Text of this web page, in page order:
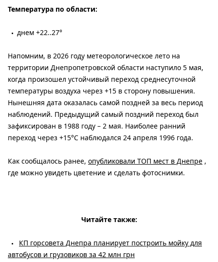
Температура по области:
днем +22..27°
Напомним, в 2026 году метеорологическое лето на
территории Днепропетровской области наступило 5 мая,
когда произошел устойчивый переход среднесуточной
температуры воздуха через +15 в сторону повышения.
Нынешняя дата оказалась самой поздней за весь период
наблюдений. Предыдущий самый поздний переход был
зафиксирован в 1988 году – 2 мая. Наиболее ранний
переход через +15°C наблюдался 24 апреля 1996 года.
Как сообщалось ранее, опубликовали ТОП мест в Днепре ,
где можно увидеть цветение и сделать фотоснимки.
Читайте также:
КП горсовета Днепра планирует построить мойку для
автобусов и грузовиков за 42 млн грн